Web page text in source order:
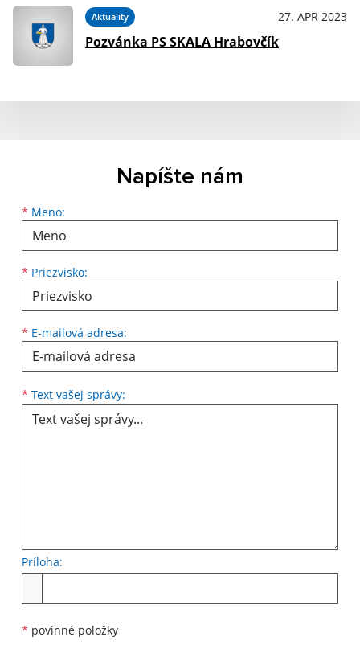
Aktuality 27. APR 2023
Pozvánka PS SKALA Hrabovčík
Napíšte nám
* Meno:
Meno
* Priezvisko:
Priezvisko
* E-mailová adresa:
E-mailová adresa
* Text vašej správy:
Príloha:
* povinné položky